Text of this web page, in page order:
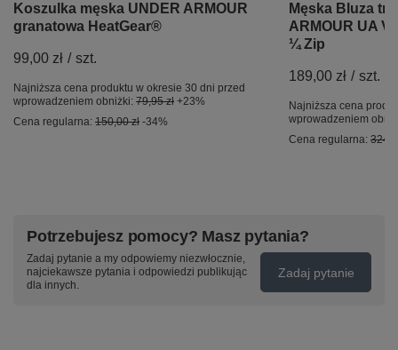
Koszulka męska UNDER ARMOUR
granatowa HeatGear®
99,00 zł / szt.
Najniższa cena produktu w okresie 30 dni przed
wprowadzeniem obniżki: 79,95 zł +23%
Cena regularna: 150,00 zł -34%
Męska Bluza
ARMOUR UA
¼ Zip
189,00 zł / szt.
Najniższa cena
wprowadzeniem
Cena regularna:
Potrzebujesz pomocy? Masz pytania?
Zadaj pytanie a my odpowiemy niezwłocznie,
najciekawsze pytania i odpowiedzi publikując
dla innych.
Zadaj pytanie